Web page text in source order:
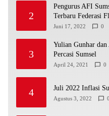
2
Pengurus AFI
Terbaru Federasi
Juni 17, 2022 0
3
Yulian Gunhar
Percasi Sumsel
April 24, 2021 0
4 Juli 2022 Inflasi
Agustus 3, 2022 0